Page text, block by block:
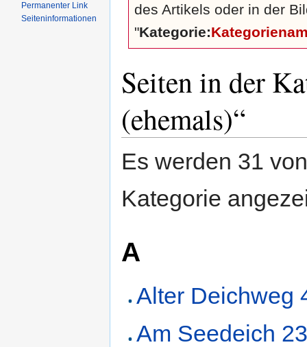
des Artikels oder in der
"Kategorie:
Seiten in der
(ehemals)“
Es werden 31
Kategorie
A
Alter Deichweg
Am Seedeich
Permanenter Link
Seiten­informationen